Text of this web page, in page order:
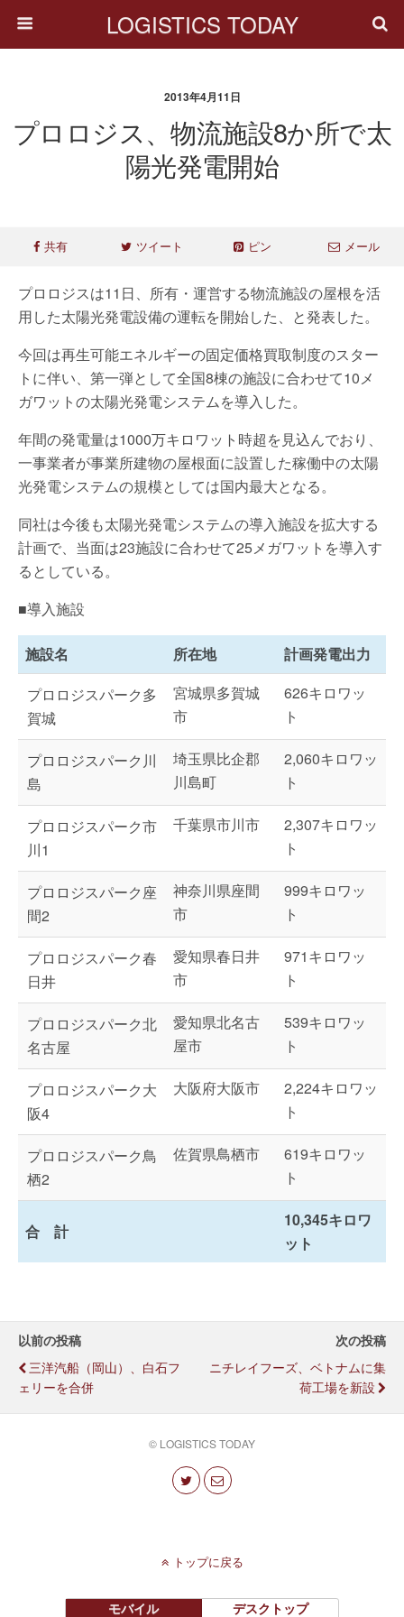
LOGISTICS TODAY
2013年4月11日
プロロジス、物流施設8か所で太
陽光発電開始
共有 ツイート ピン メール
プロロジスは11日、所有・運営する物流施設の屋根を活
用した太陽光発電設備の運転を開始した、と発表した。
今回は再生可能エネルギーの固定価格買取制度のスター
トに伴い、第一弾として全国8棟の施設に合わせて10メ
ガワットの太陽光発電システムを導入した。
年間の発電量は1000万キロワット時超を見込んでおり、
一事業者が事業所建物の屋根面に設置した稼働中の太陽
光発電システムの規模としては国内最大となる。
同社は今後も太陽光発電システムの導入施設を拡大する
計画で、当面は23施設に合わせて25メガワットを導入す
るとしている。
■導入施設
施設名 所在地 計画発電出力
合 計
10,345キロワ
ット
プロロジスパーク多
賀城
宮城県多賀城
市
626キロワッ
ト
プロロジスパーク川
島
埼玉県比企郡
川島町
2,060キロワッ
ト
プロロジスパーク市
川1
千葉県市川市
2,307キロワッ
ト
プロロジスパーク座
間2
神奈川県座間
市
999キロワッ
ト
プロロジスパーク春
日井
愛知県春日井
市
971キロワッ
ト
プロロジスパーク北
名古屋
愛知県北名古
屋市
539キロワッ
ト
プロロジスパーク大
阪4
大阪府大阪市
2,224キロワッ
ト
プロロジスパーク鳥
栖2
佐賀県鳥栖市
619キロワッ
ト
以前の投稿
三洋汽船（岡山）、白石フ
ェリーを合併
次の投稿
ニチレイフーズ、ベトナムに集
荷工場を新設
© LOGISTICS TODAY
トップに戻る
モバイル デスクトップ